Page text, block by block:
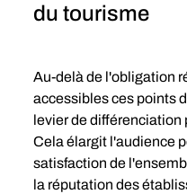
du tourisme
Au-delà de l'obligation
accessibles ces points
levier de différenciation
Cela élargit l'audience
satisfaction de
la réputation des